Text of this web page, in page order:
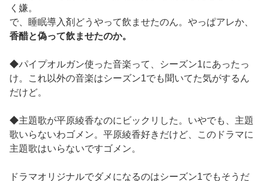
く嫌。
で、睡眠導入剤どうやって飲ませたのん。やっぱアレか、
香醋と偽って飲ませたのか。
◆パイプオルガン使った音楽って、シーズン1にあったっ
け。これ以外の音楽はシーズン1でも聞いてた気がするん
だけど。
◆主題歌が平原綾香なのにビックリした。いやでも、主題
歌いらないわゴメン。平原綾香好きだけど、このドラマに
主題歌はいらないですゴメン。
ドラマオリジナルでダメになるのはシーズン1でもそうだ